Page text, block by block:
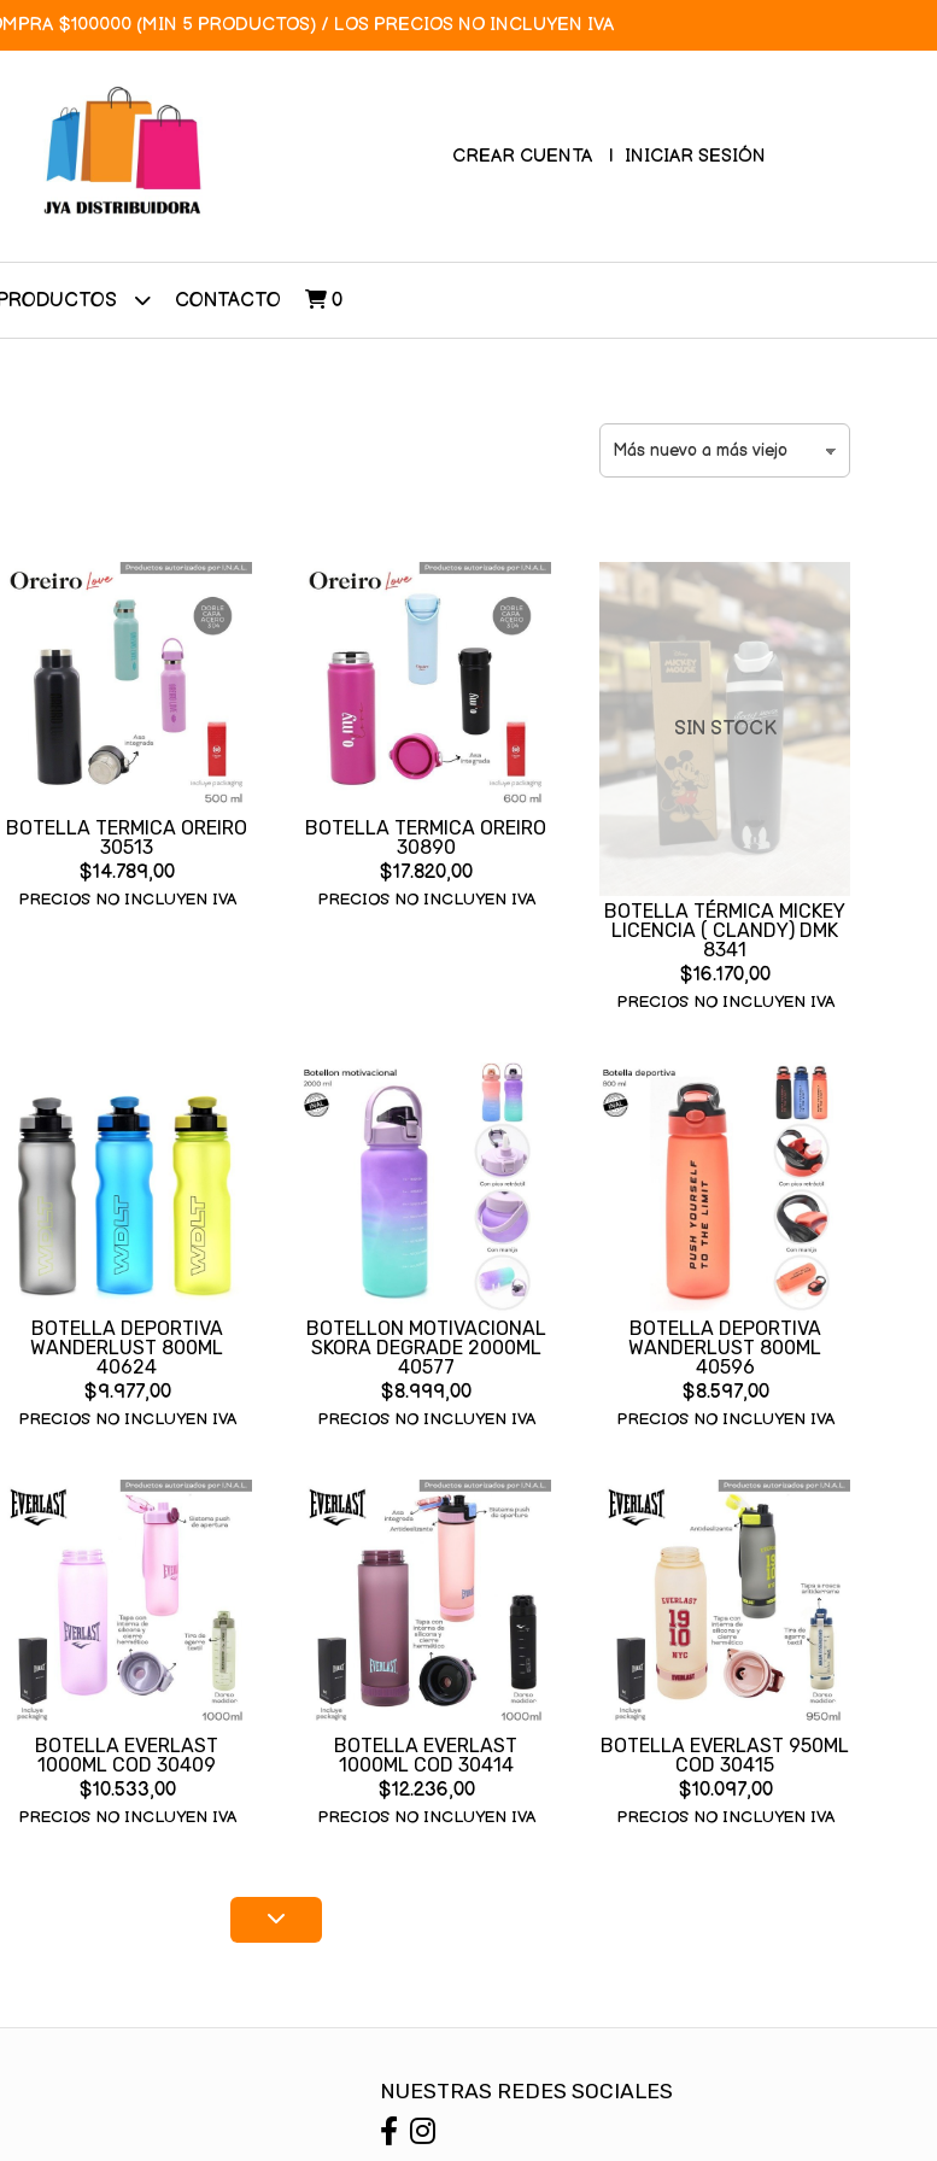
$100000 (MIN 5 PRODUCTOS) / LOS PRECIOS NO INCLUYEN IVA
CREAR CUENTA INICIAR SESIÓN
CONTACTO 0
BOTELLA TERMICA OREIRO
30513
$14.789,00
PRECIOS NO INCLUYEN IVA
BOTELLA TERMICA OREIRO
30890
$17.820,00
PRECIOS NO INCLUYEN IVA
SIN STOCK
BOTELLA TÉRMICA MICKEY
LICENCIA ( CLANDY) DMK
8341
$16.170,00
PRECIOS NO INCLUYEN IVA
BOTELLA DEPORTIVA
WANDERLUST 800ML
40624
$9.977,00
PRECIOS NO INCLUYEN IVA
BOTELLON MOTIVACIONAL
SKORA DEGRADE 2000ML
40577
$8.999,00
PRECIOS NO INCLUYEN IVA
BOTELLA DEPORTIVA
WANDERLUST 800ML
40596
$8.597,00
PRECIOS NO INCLUYEN IVA
BOTELLA EVERLAST
1000ML COD 30409
$10.533,00
PRECIOS NO INCLUYEN IVA
BOTELLA EVERLAST
1000ML COD 30414
$12.236,00
PRECIOS NO INCLUYEN IVA
BOTELLA EVERLAST 950ML
COD 30415
$10.097,00
PRECIOS NO INCLUYEN IVA
NUESTRAS REDES SOCIALES